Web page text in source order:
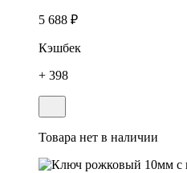
5 688 ₽
Кэшбек
+ 398
Товара нет в наличии